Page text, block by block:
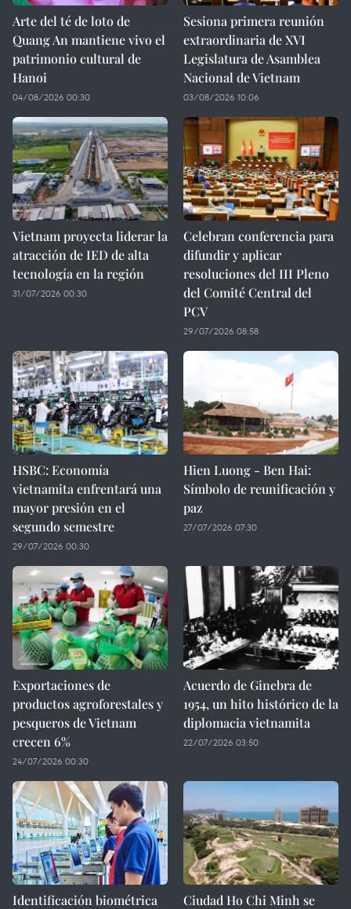
Arte del té de loto de
Quang An mantiene vivo el
patrimonio cultural de
Hanoi
04/08/2026 00:30
Sesiona primera reunión
extraordinaria de XVI
Legislatura de Asamblea
Nacional de Vietnam
03/08/2026 10:06
Vietnam proyecta liderar la
atracción de IED de alta
tecnología en la región
31/07/2026 00:30
Celebran conferencia para
difundir y aplicar
resoluciones del III Pleno
del Comité Central del
PCV
29/07/2026 08:58
HSBC: Economía
vietnamita enfrentará una
mayor presión en el
segundo semestre
29/07/2026 00:30
Hien Luong - Ben Hai:
Símbolo de reunificación y
paz
27/07/2026 07:30
Exportaciones de
productos agroforestales y
pesqueros de Vietnam
crecen 6%
24/07/2026 00:30
Acuerdo de Ginebra de
1954, un hito histórico de la
diplomacia vietnamita
22/07/2026 03:50
Identificación biométrica
Ciudad Ho Chi Minh se